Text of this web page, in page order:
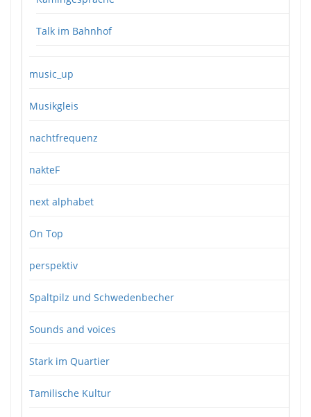
Talk im Bahnhof
music_up
Musikgleis
nachtfrequenz
nakteF
next alphabet
On Top
perspektiv
Spaltpilz und Schwedenbecher
Sounds and voices
Stark im Quartier
Tamilische Kultur